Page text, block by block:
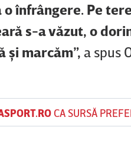
înfrângere. Pe
s-a văzut, o
şi marcăm”, a spus
CA SURSĂ